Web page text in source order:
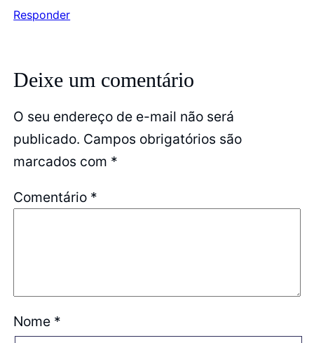
Responder
Deixe um comentário
O seu endereço de e-mail não será
publicado. Campos obrigatórios são
marcados com *
Comentário *
Nome *